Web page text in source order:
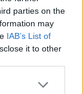
parties on the
may
IAB’s List of
it to other